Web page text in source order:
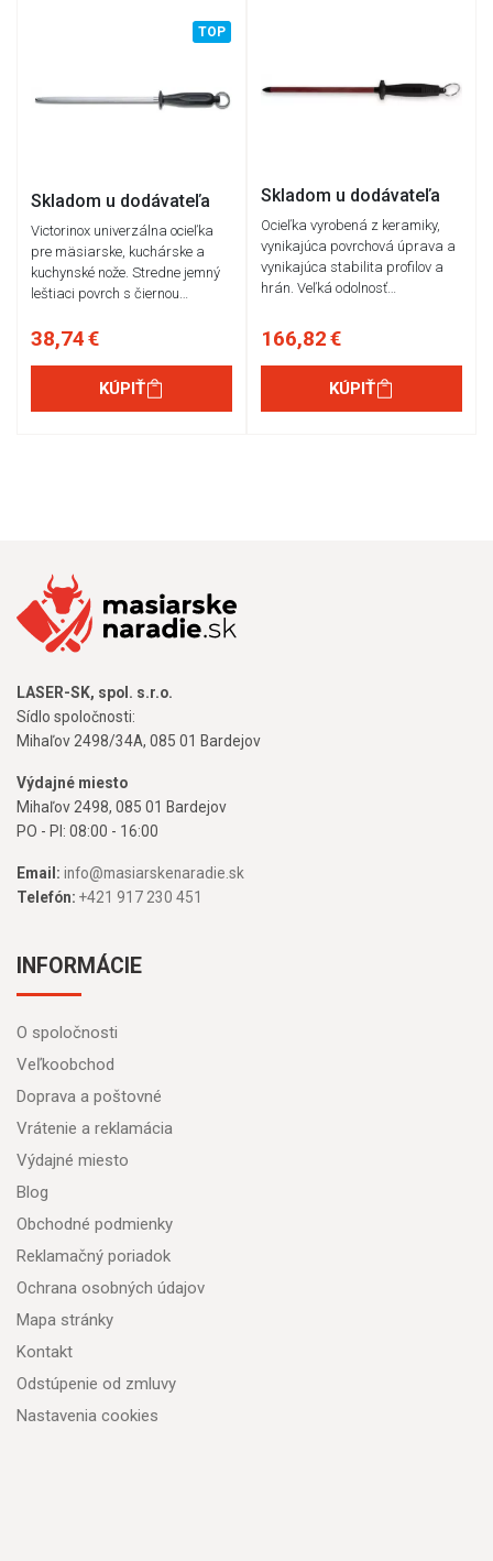
TOP
Skladom u dodávateľa
Victorinox univerzálna ocieľka
pre mäsiarske, kuchárske a
kuchynské nože. Stredne jemný
leštiaci povrch s čiernou…
38,74 €
KÚPIŤ
Skladom u dodávateľa
Ocieľka vyrobená z keramiky,
vynikajúca povrchová úprava a
vynikajúca stabilita profilov a
hrán. Veľká odolnosť…
166,82 €
KÚPIŤ
LASER-SK, spol. s.r.o.
Sídlo spoločnosti:
Mihaľov 2498/34A, 085 01 Bardejov
Výdajné miesto
Mihaľov 2498, 085 01 Bardejov
PO - PI: 08:00 - 16:00
Email: info@masiarskenaradie.sk
Telefón: +421 917 230 451
INFORMÁCIE
O spoločnosti
Veľkoobchod
Doprava a poštovné
Vrátenie a reklamácia
Výdajné miesto
Blog
Obchodné podmienky
Reklamačný poriadok
Ochrana osobných údajov
Mapa stránky
Kontakt
Odstúpenie od zmluvy
Nastavenia cookies